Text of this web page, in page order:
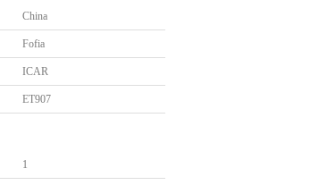
China
Fofia
ICAR
ET907
1